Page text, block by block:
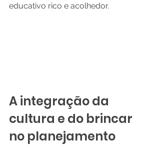
educativo rico e acolhedor.
A integração da
cultura e do brincar
no planejamento